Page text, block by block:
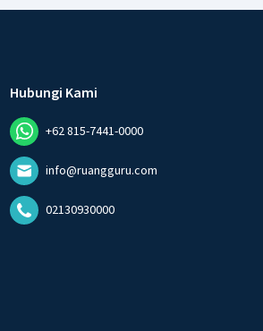
Hubungi Kami
+62 815-7441-0000
info@ruangguru.com
02130930000